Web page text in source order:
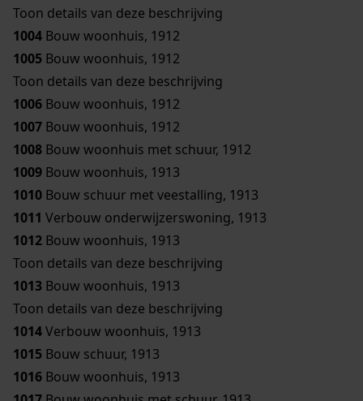
Toon details van deze beschrijving
1004 Bouw woonhuis, 1912
1005 Bouw woonhuis, 1912
Toon details van deze beschrijving
1006 Bouw woonhuis, 1912
1007 Bouw woonhuis, 1912
1008 Bouw woonhuis met schuur, 1912
1009 Bouw woonhuis, 1913
1010 Bouw schuur met veestalling, 1913
1011 Verbouw onderwijzerswoning, 1913
1012 Bouw woonhuis, 1913
Toon details van deze beschrijving
1013 Bouw woonhuis, 1913
Toon details van deze beschrijving
1014Verbouw woonhuis, 1913
1015 Bouw schuur, 1913
1016 Bouw woonhuis, 1913